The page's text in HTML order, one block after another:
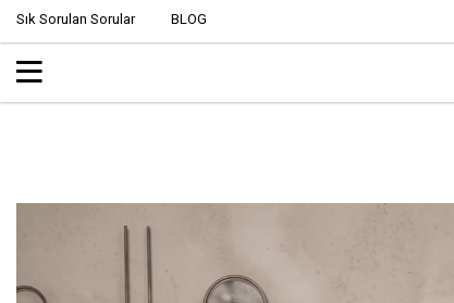
Sık Sorulan Sorular BLOG